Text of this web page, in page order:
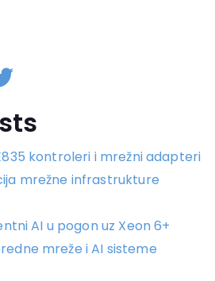
kontroleri i mrežni adapteri
mrežne infrastrukture
AI u pogon uz Xeon 6+
mreže i AI sisteme